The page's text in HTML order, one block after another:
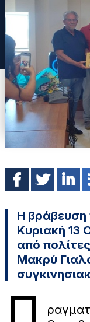
Η βράβευση
Κυριακή 13
από
Μακρύ